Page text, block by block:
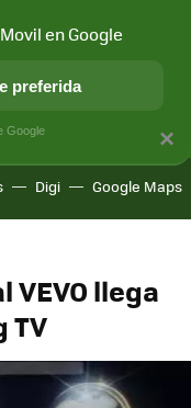
APLICACIONES
Digi Google Maps
llega
TV
×
en Google
preferida
Google